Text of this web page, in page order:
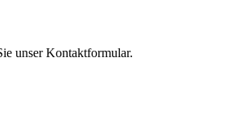
unser Kontaktformular.